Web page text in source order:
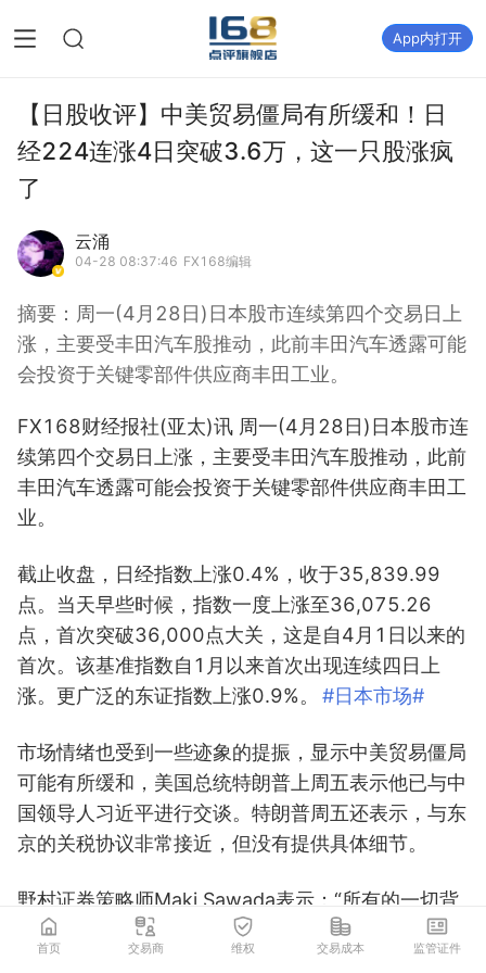
App内打开
【日股收评】中美贸易僵局有所缓和！日
经224连涨4日突破3.6万，这一只股涨疯
了
云涌
04-28 08:37:46 FX168编辑
摘要： 周一(4月28日)日本股市连续第四个交易日上
涨，主要受丰田汽车股推动，此前丰田汽车透露可能
会投资于关键零部件供应商丰田工业。
FX168财经报社(亚太)讯 周一(4月28日)日本股市连
续第四个交易日上涨，主要受丰田汽车股推动，此前
丰田汽车透露可能会投资于关键零部件供应商丰田工
业。
截止收盘，日经指数上涨0.4%，收于35,839.99
点。当天早些时候，指数一度上涨至36,075.26
点，首次突破36,000点大关，这是自4月1日以来的
首次。该基准指数自1月以来首次出现连续四日上
涨。更广泛的东证指数上涨0.9%。
#日本市场#
市场情绪也受到一些迹象的提振，显示中美贸易僵局
可能有所缓和，美国总统特朗普上周五表示他已与中
国领导人习近平进行交谈。特朗普周五还表示，与东
京的关税协议非常接近，但没有提供具体细节。
野村证券策略师Maki Sawada表示：“所有的一切背
景都是美国的关税谈判，且随着乐观情绪的上升，股
市得到了支持。”
首页 交易商 维权 交易成本 监管证件